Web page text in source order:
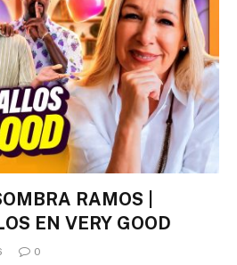
RAMOS |
EN VERY GOOD
0